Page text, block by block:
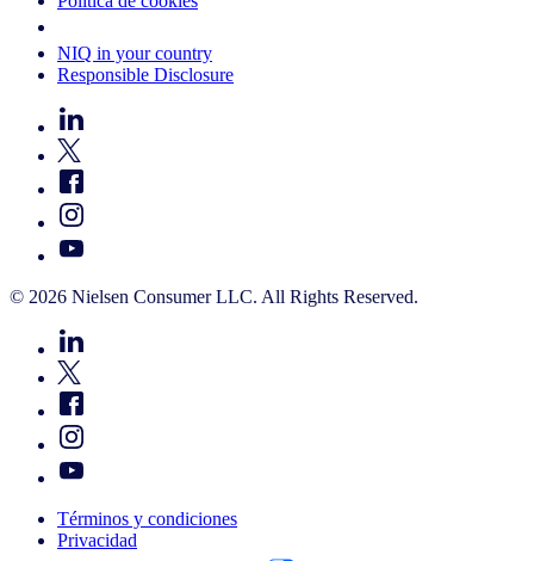
NIQ in your country
Responsible Disclosure
© 2026 Nielsen Consumer LLC. All Rights Reserved.
Términos y condiciones
Privacidad